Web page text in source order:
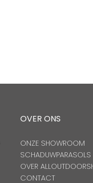
OVER ONS
ONZE SHOWROOM
SCHADUWPARASOLS
OVER
CONTACT